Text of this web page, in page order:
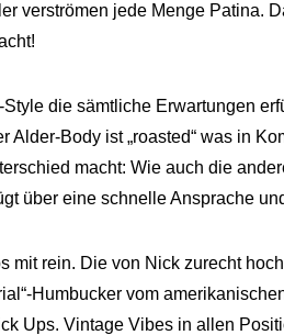
verströmen jede Menge Patina.
die sämtliche Erwartungen
Alder-Body ist „roasted“ was in
macht: Wie auch die
über eine schnelle Ansprache
mit rein. Die von Nick zurecht
Humbucker vom
Ups. Vintage Vibes in allen